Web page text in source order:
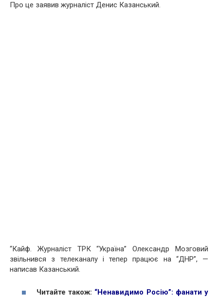
Про це заявив журналіст Денис Казанський.
“Кайф. Журналіст ТРК “Україна” Олександр Мозговий
звільнився з телеканалу і тепер працює на “ДНР”, —
написав Казанський.
Читайте також: “Ненавидимо Росію”: фанати у